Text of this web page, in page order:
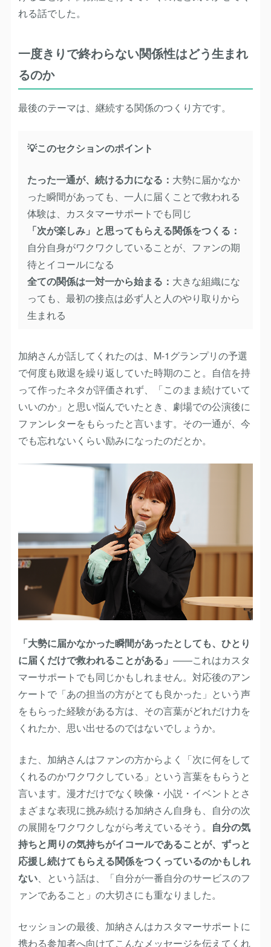
れる話でした。
一度きりで終わらない関係性はどう生まれ
るのか
最後のテーマは、継続する関係のつくり方です。
💡このセクションのポイント
たった一通が、続ける力になる： 大勢に届かなか
った瞬間があっても、一人に届くことで救われる
体験は、カスタマーサポートでも同じ
「次が楽しみ」と思ってもらえる関係をつくる：
自分自身がワクワクしていることが、ファンの期
待とイコールになる
全ての関係は一対一から始まる： 大きな組織にな
っても、最初の接点は必ず人と人のやり取りから
生まれる
加納さんが話してくれたのは、M-1グランプリの予選
で何度も敗退を繰り返していた時期のこと。自信を持
って作ったネタが評価されず、「このまま続けていて
いいのか」と思い悩んでいたとき、劇場での公演後に
ファンレターをもらったと言います。その一通が、今
でも忘れないくらい励みになったのだとか。
「大勢に届かなかった瞬間があったとしても、ひとり
に届くだけで救われることがある」 ——これはカスタ
マーサポートでも同じかもしれません。対応後のアン
ケートで「あの担当の方がとても良かった」という声
をもらった経験がある方は、その言葉がどれだけ力を
くれたか、思い出せるのではないでしょうか。
また、加納さんはファンの方からよく「次に何をして
くれるのかワクワクしている」という言葉をもらうと
言います。漫才だけでなく映像・小説・イベントとさ
まざまな表現に挑み続ける加納さん自身も、自分の次
の展開をワクワクしながら考えているそう。 自分の気
持ちと周りの気持ちがイコールであることが、ずっと
応援し続けてもらえる関係をつくっているのかもしれ
ない、という話は、「自分が一番自分のサービスのフ
ァンであること」の大切さにも重なりました。
セッションの最後、加納さんはカスタマーサポートに
携わる参加者へ向けてこんなメッセージを伝えてくれ